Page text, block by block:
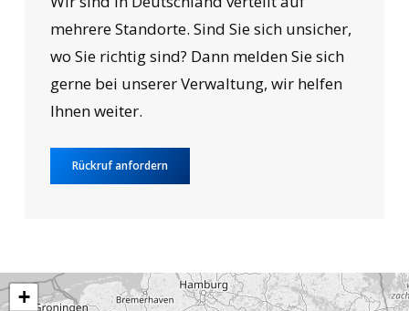
mehrere Standorte. Sind Sie sich unsicher,
wo Sie richtig sind? Dann melden Sie sich
gerne bei unserer Verwaltung, wir helfen
Ihnen weiter.
Rückruf anfordern
+